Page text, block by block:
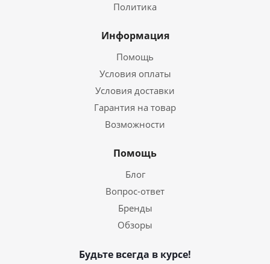
Политика
Информация
Помощь
Условия оплаты
Условия доставки
Гарантия на товар
Возможности
Помощь
Блог
Вопрос-ответ
Бренды
Обзоры
Будьте всегда в курсе!